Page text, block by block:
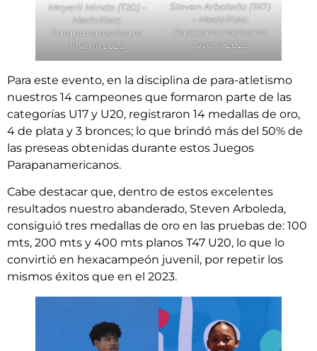
Mayerli Minda (T20) –
Medallista
Parapanamericana
Juvenil 2025.
Steven Arboleda (T47)
– Medallista
Parapanamericana
Juvenil 2025.
Para este evento, en la disciplina de para-atletismo
nuestros 14 campeones que formaron parte de las
categorías U17 y U20, registraron 14 medallas de oro,
4 de plata y 3 bronces; lo que brindó más del 50% de
las preseas obtenidas durante estos Juegos
Parapanamericanos.
Cabe destacar que, dentro de estos excelentes
resultados nuestro abanderado, Steven Arboleda,
consiguió tres medallas de oro en las pruebas de: 100
mts, 200 mts y 400 mts planos T47 U20, lo que lo
convirtió en hexacampeón juvenil, por repetir los
mismos éxitos que en el 2023.